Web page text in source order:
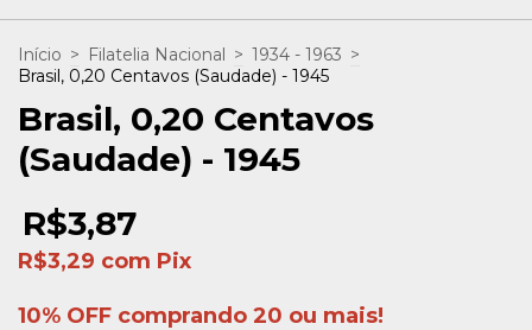
Início > Filatelia Nacional > 1934 - 1963 >
Brasil, 0,20 Centavos (Saudade) - 1945
Brasil, 0,20 Centavos
(Saudade) - 1945
R$3,87
R$3,29 com Pix
10% OFF comprando 20 ou mais!